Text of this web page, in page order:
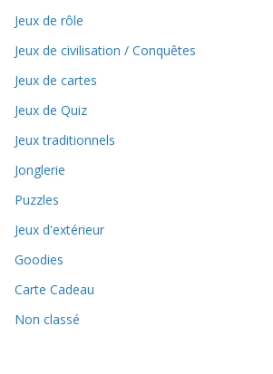
Jeux de rôle
Jeux de civilisation / Conquêtes
Jeux de cartes
Jeux de Quiz
Jeux traditionnels
Jonglerie
Puzzles
Jeux d'extérieur
Goodies
Carte Cadeau
Non classé